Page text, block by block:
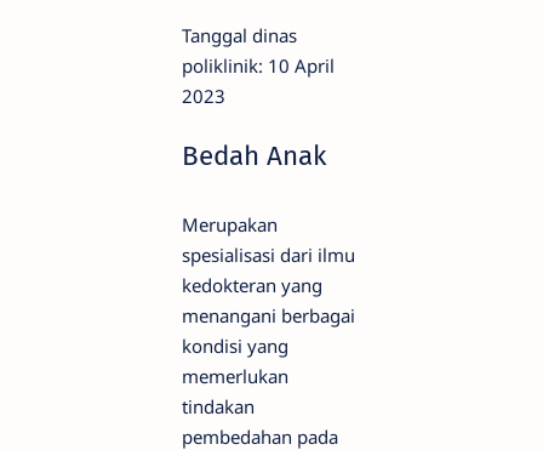
Tanggal dinas
poliklinik: 10 April
2023
Bedah Anak
Merupakan
spesialisasi dari ilmu
kedokteran yang
menangani berbagai
kondisi yang
memerlukan
tindakan
pembedahan pada